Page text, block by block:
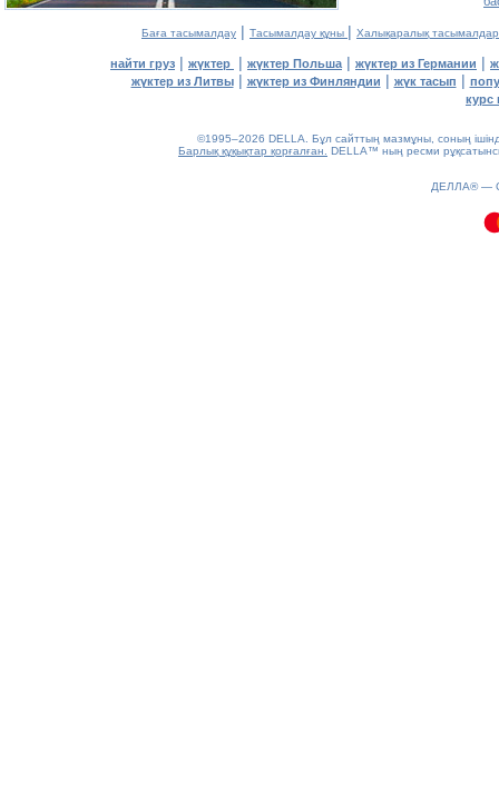
Баға тасымалдау | Тасымалдау құны | Халықаралық
найти груз | жүктер | жүктер Польша | жүктер из Германии |
жүктер из Литвы| жүктер из Финляндии | жүк тасып |
курс
©1995–2026 DELLA. Бұл сайттың мазмұны, соның
Барлық құқықтар қорғалған.
DELLA™ ның ресми
ДЕЛЛА® —